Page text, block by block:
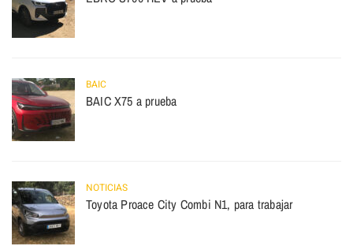
BAIC
BAIC X75 a prueba
NOTICIAS
Toyota Proace City Combi N1, para trabajar